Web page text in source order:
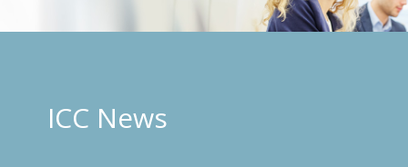
ICC News